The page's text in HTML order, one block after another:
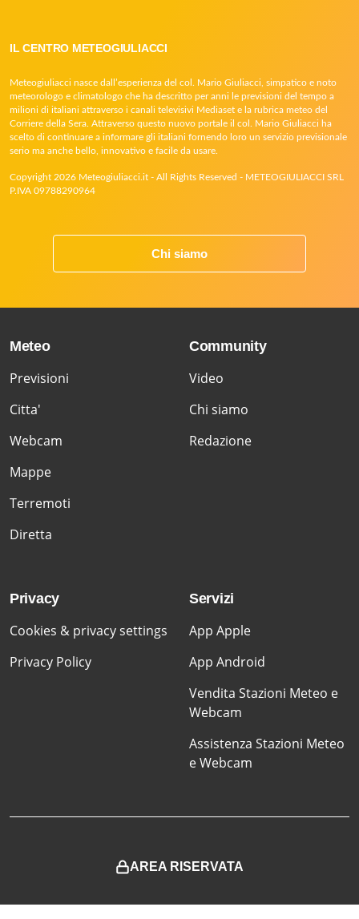
IL CENTRO METEOGIULIACCI
Meteogiuliacci nasce dall’esperienza del col. Mario Giuliacci, simpatico e noto
meteorologo e climatologo che ha descritto per anni le previsioni del tempo a
milioni di italiani attraverso i canali televisivi Mediaset e la rubrica meteo del
Corriere della Sera. Attraverso questo nuovo portale il col. Mario Giuliacci ha
scelto di continuare a informare gli italiani fornendo loro un servizio previsionale
serio ma anche bello, innovativo e facile da usare.
Copyright 2026 Meteogiuliacci.it - All Rights Reserved - METEOGIULIACCI SRL
P.IVA 09788290964
Chi siamo
Meteo
Previsioni
Citta'
Webcam
Mappe
Terremoti
Diretta
Community
Video
Chi siamo
Redazione
Privacy
Cookies & privacy settings
Privacy Policy
Servizi
App Apple
App Android
Vendita Stazioni Meteo e
Webcam
Assistenza Stazioni Meteo
e Webcam
AREA RISERVATA